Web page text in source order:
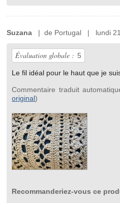
Suzana | de Portugal | lundi 21
Évaluation globale : 5
Le fil idéal pour le haut que je
Commentaire traduit
original)
Recommanderiez-vous ce